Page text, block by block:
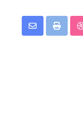
StumbleUpon
Print
Share